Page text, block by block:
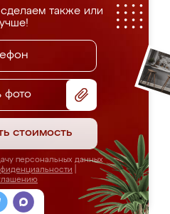
также или
фото
стоимость
персональных данных